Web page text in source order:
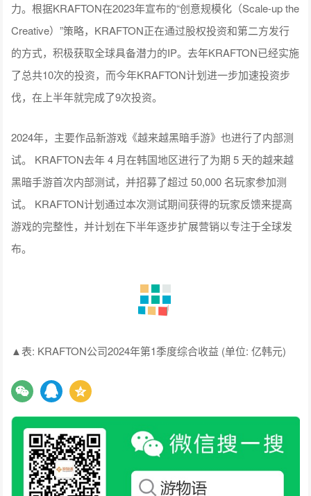
力。根据KRAFTON在2023年宣布的“创意规模化（Scale-up the
Creative）”策略，KRAFTON正在通过股权投资和第二方发行
的方式，积极获取全球具备潜力的IP。去年KRAFTON已经实施
了总共10次的投资，而今年KRAFTON计划进一步加速投资步
伐，在上半年就完成了9次投资。
2024年，主要作品新游戏《越来越黑暗手游》也进行了内部测
试。 KRAFTON去年 4 月在韩国地区进行了为期 5 天的越来越
黑暗手游首次内部测试，并招募了超过 50,000 名玩家参加测
试。 KRAFTON计划通过本次测试期间获得的玩家反馈来提高
游戏的完整性，并计划在下半年逐步扩展营销以专注于全球发
布。
▲表: KRAFTON公司2024年第1季度综合收益 (单位: 亿韩元)